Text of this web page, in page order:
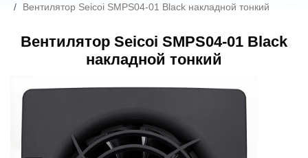
Вентилятор Seicoi SMPS04-01 Black накладной тонкий
Вентилятор Seicoi SMPS04-01 Black
накладной тонкий